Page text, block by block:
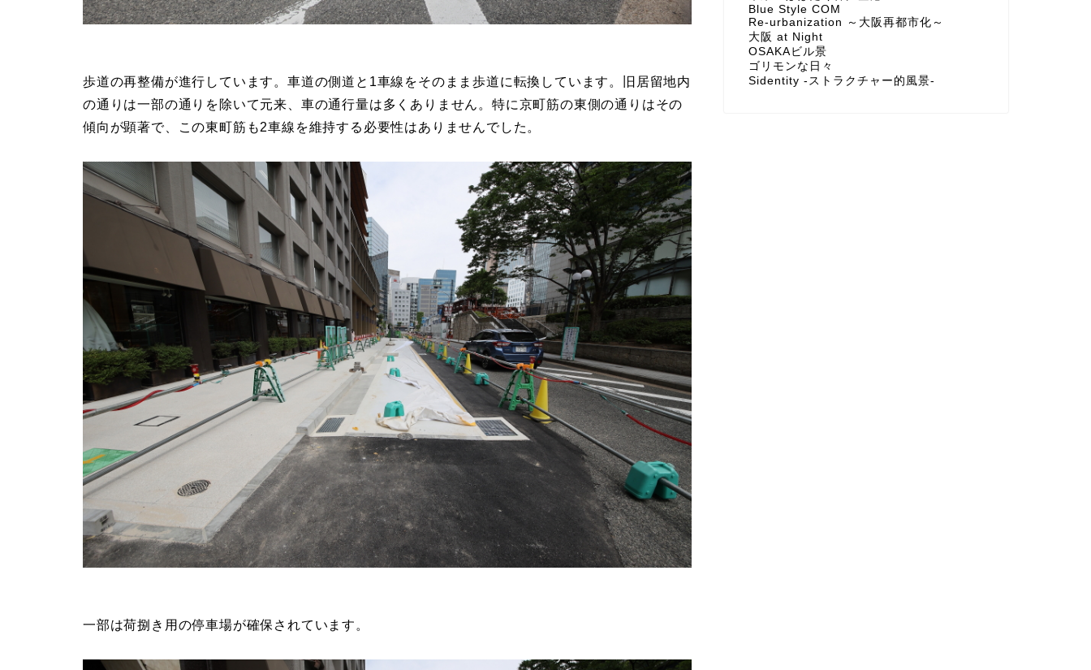
歩道の再整備が進行しています。車道の側道と1車線をそのまま歩道に転換しています。旧居留地内
の通りは一部の通りを除いて元来、車の通行量は多くありません。特に京町筋の東側の通りはその
傾向が顕著で、この東町筋も2車線を維持する必要性はありませんでした。
にほんブログ村
人気ブログランキングへ